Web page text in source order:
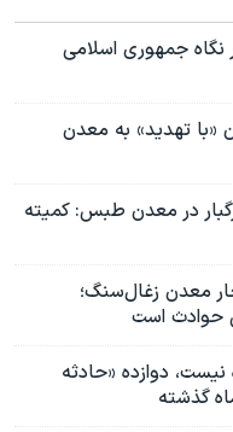
نگاه جمهوری اسلامی
«با تهدید» به معدن
در معدن طبس: کمیته
معدن زغال‌سنگ؛
حوادث است
نیست، دوازده «حادثه
گذشته